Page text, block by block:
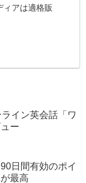
アは適格販
イン英会話「ワ
ー
日間有効のポイ
最高